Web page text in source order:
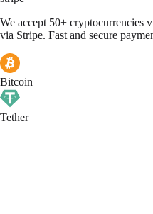
We accept 50+ cryptocurrencies
via Stripe. Fast and secure
Bitcoin
Tether